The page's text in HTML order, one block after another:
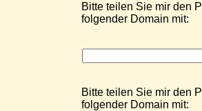
Bitte teilen Sie mir den
folgender Domain mit:
Bitte teilen Sie mir den
folgender Domain mit: